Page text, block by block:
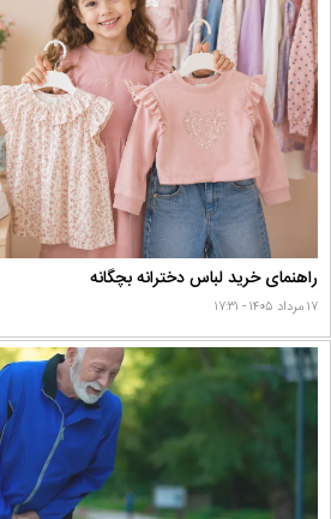
راهنمای خرید لباس دخترانه بچگانه
۱۷ مرداد ۱۴۰۵ - ۱۷:۳۱